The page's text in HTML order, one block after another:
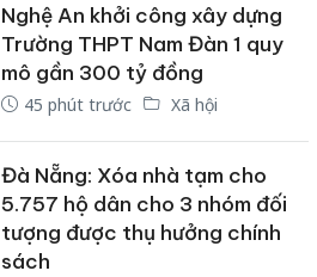
Nghệ An khởi công xây dựng
Trường THPT Nam Đàn 1 quy
mô gần 300 tỷ đồng
45 phút trước Xã hội
Đà Nẵng: Xóa nhà tạm cho
5.757 hộ dân cho 3 nhóm đối
tượng được thụ hưởng chính
sách